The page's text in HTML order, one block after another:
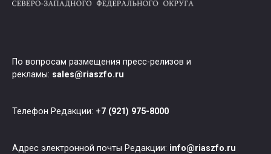
По вопросам размещения пресс-релизов и
рекламы: sales@riaszfo.ru
Телефон Редакции: +7 (921) 975-8000
Адрес электронной почты Редакции: info@riaszfo.ru